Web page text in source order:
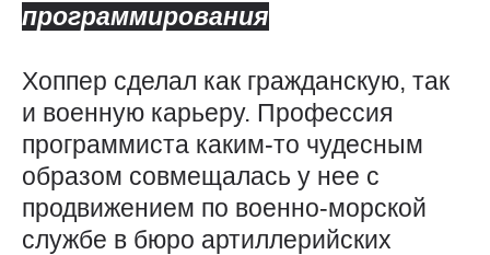
программирования
Хоппер сделал как гражданскую, так
и военную карьеру. Профессия
программиста каким-то чудесным
образом совмещалась у нее с
продвижением по военно-морской
службе в бюро артиллерийских